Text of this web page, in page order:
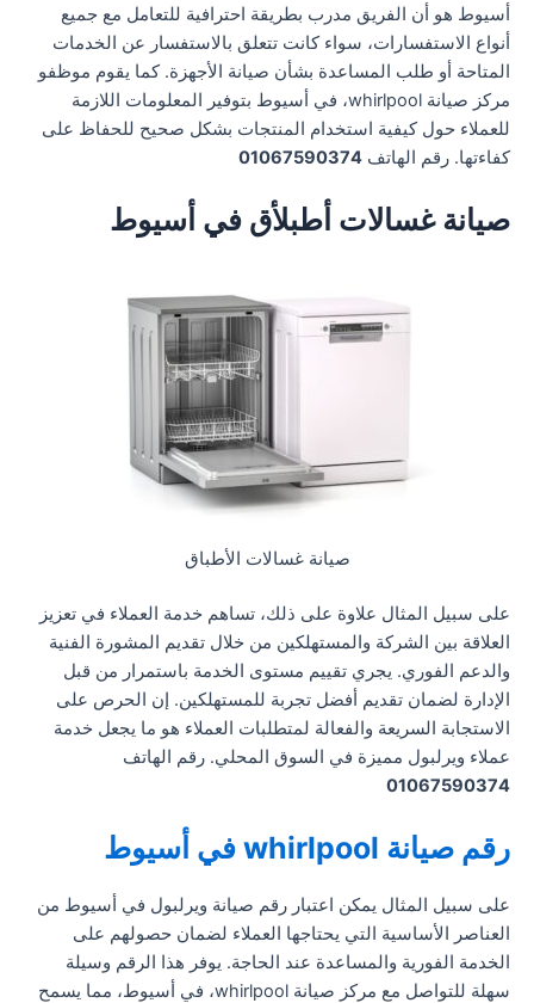
أسيوط هو أن الفريق مدرب بطريقة احترافية للتعامل مع جميع
أنواع الاستفسارات، سواء كانت تتعلق بالاستفسار عن الخدمات
المتاحة أو طلب المساعدة بشأن صيانة الأجهزة. كما يقوم موظفو
مركز صيانة whirlpool، في أسيوط بتوفير المعلومات اللازمة
للعملاء حول كيفية استخدام المنتجات بشكل صحيح للحفاظ على
كفاءتها. رقم الهاتف 01067590374
صيانة غسالات أطبلأق في أسيوط
صيانة غسالات الأطباق
على سبيل المثال علاوة على ذلك، تساهم خدمة العملاء في تعزيز
العلاقة بين الشركة والمستهلكين من خلال تقديم المشورة الفنية
والدعم الفوري. يجري تقييم مستوى الخدمة باستمرار من قبل
الإدارة لضمان تقديم أفضل تجربة للمستهلكين. إن الحرص على
الاستجابة السريعة والفعالة لمتطلبات العملاء هو ما يجعل خدمة
عملاء ويرلبول مميزة في السوق المحلي. رقم الهاتف
01067590374
رقم صيانة whirlpool في أسيوط
على سبيل المثال يمكن اعتبار رقم صيانة ويرلبول في أسيوط من
العناصر الأساسية التي يحتاجها العملاء لضمان حصولهم على
الخدمة الفورية والمساعدة عند الحاجة. يوفر هذا الرقم وسيلة
سهلة للتواصل مع مركز صيانة whirlpool، في أسيوط، مما يسمح